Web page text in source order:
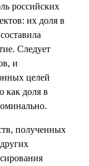
российских
их доля в
Следует
и
целей
как доля в
полученных